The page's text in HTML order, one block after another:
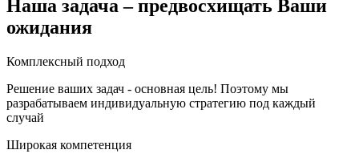
Наша задача – предвосхищать Ваши
ожидания
Комплексный подход
Решение ваших задач - основная цель! Поэтому мы
разрабатываем индивидуальную стратегию под каждый
случай
Широкая компетенция